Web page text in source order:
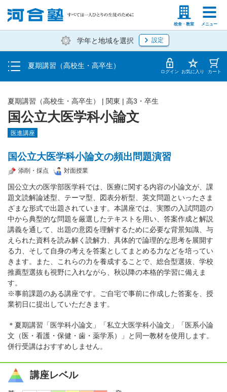
校舎・教室 メニュー
塾生の方 高等学校の先生
学年と地域を選択 設定
夏期講習（高校生・高卒生）
受講料・お申し込み方法
受講開始までの流れ
校舎・教室一覧 ログイン お気に入り カート
国公立大医学科小論文
夏期講習（高校生・高卒生） | 関東 | 高3・卒生
医進講座
国公立大医学科小論文の頻出問題演習
添削・採点 対面授業
国公立大の医学部医学科では、医療に関する内容の小論文が、課
題文読解論述型、テーマ型、図表分析型、英文問題といったさま
ざまな形式で出題されています。本講座では、実際の入試問題の
中から典型的な問題を厳選したテキストを用い、答案作成と解説
講義を通して、出題の意図を理解するために必要な背景知識、与
えられた資料を読み解く読解力、具体的で論理的な思考を展開す
る力、そして自身の考えを答案としてまとめる力などを培ってい
きます。また、これらの力を養成することで、総合型選抜、学校
推薦型選抜も視野に入れながら、秋以降の本格的学習に備えま
す。
※事前課題のある講座です。ご自宅で事前に作成した答案を、授
業初日に提出していただきます。
＊夏期講習「医学科小論文」「私立大医学科小論文」「医系小論
文（医・看護・保健・歯・薬学系）」と同一教材を使用します。
併行受講はおすすめしません。
講座レベル